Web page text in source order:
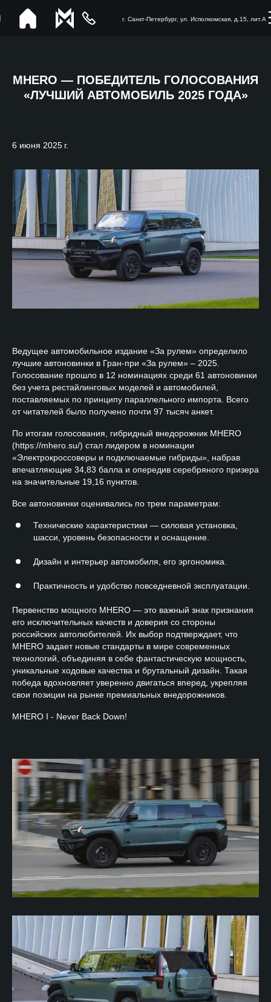
г. Санкт-Петербург, ул. Исполкомская, д.15, лит.А
MHERO — ПОБЕДИТЕЛЬ ГОЛОСОВАНИЯ
«ЛУЧШИЙ АВТОМОБИЛЬ 2025 ГОДА»
6 июня 2025 г.
Ведущее автомобильное издание «За рулем» определило
лучшие автоновинки в Гран-при «За рулем» – 2025.
Голосование прошло в 12 номинациях среди 61 автоновинки
без учета рестайлинговых моделей и автомобилей,
поставляемых по принципу параллельного импорта. Всего
от читателей было получено почти 97 тысяч анкет.
По итогам голосования, гибридный внедорожник MHERO
(https://mhero.su/) стал лидером в номинации
«Электрокроссоверы и подключаемые гибриды», набрав
впечатляющие 34,83 балла и опередив серебряного призера
на значительные 19,16 пунктов.
Все автоновинки оценивались по трем параметрам:
Технические характеристики — силовая установка,
шасси, уровень безопасности и оснащение.
Дизайн и интерьер автомобиля, его эргономика.
Практичность и удобство повседневной эксплуатации.
Первенство мощного MHERO — это важный знак признания
его исключительных качеств и доверия со стороны
российских автолюбителей. Их выбор подтверждает, что
MHERO задает новые стандарты в мире современных
технологий, объединяя в себе фантастическую мощность,
уникальные ходовые качества и брутальный дизайн. Такая
победа вдохновляет уверенно двигаться вперед, укрепляя
свои позиции на рынке премиальных внедорожников.
MHERO I - Never Back Down!